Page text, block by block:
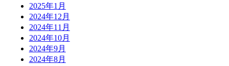
2025年1月
2024年12月
2024年11月
2024年10月
2024年9月
2024年8月